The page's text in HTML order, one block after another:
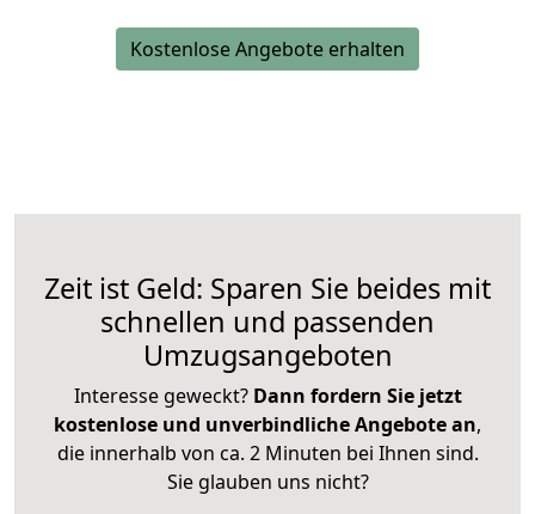
Kostenlose Angebote erhalten
Zeit ist Geld: Sparen Sie beides mit
schnellen und passenden
Umzugsangeboten
Interesse geweckt? Dann fordern Sie jetzt
kostenlose und unverbindliche Angebote an,
die innerhalb von ca. 2 Minuten bei Ihnen sind.
Sie glauben uns nicht?